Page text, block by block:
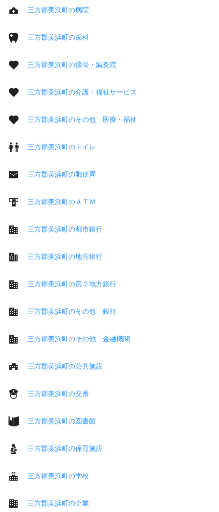
三方郡美浜町の病院
三方郡美浜町の歯科
三方郡美浜町の接骨・鍼灸院
三方郡美浜町の介護・福祉サービス
三方郡美浜町のその他 医療・福祉
三方郡美浜町のトイレ
三方郡美浜町の郵便局
三方郡美浜町のＡＴＭ
三方郡美浜町の都市銀行
三方郡美浜町の地方銀行
三方郡美浜町の第２地方銀行
三方郡美浜町のその他 銀行
三方郡美浜町のその他 金融機関
三方郡美浜町の公共施設
三方郡美浜町の交番
三方郡美浜町の図書館
三方郡美浜町の保育施設
三方郡美浜町の学校
三方郡美浜町の企業